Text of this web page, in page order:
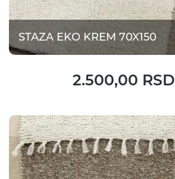
STAZA EKO KREM 70X150
2.500,00 RSD